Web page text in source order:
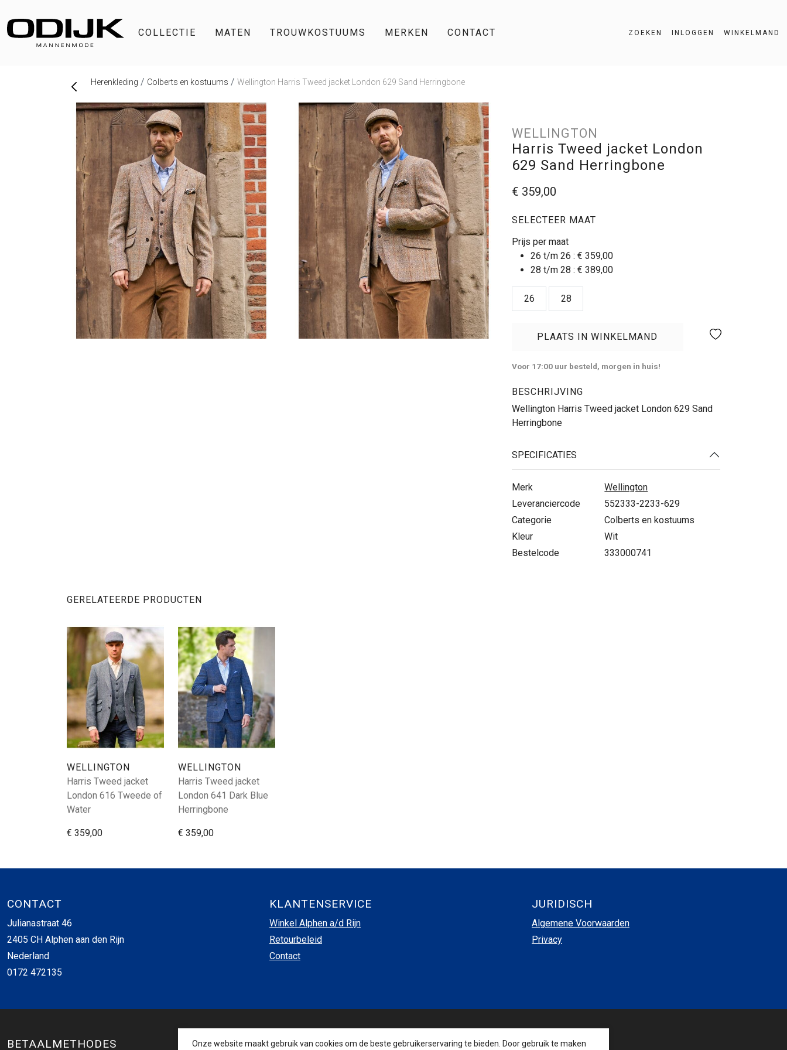
COLLECTIE MATEN TROUWKOSTUUMS MERKEN CONTACT ZOEKEN INLOGGEN WINKELMAND
Herenkleding Colberts en kostuums Wellington Harris Tweed jacket London 629 Sand Herringbone
WELLINGTON
Harris Tweed jacket London
629 Sand Herringbone
€ 359,00
SELECTEER MAAT
Prijs per maat
26 t/m 26 : € 359,00
28 t/m 28 : € 389,00
26 28
PLAATS IN WINKELMAND
Voor 17:00 uur besteld, morgen in huis!
BESCHRIJVING
Wellington Harris Tweed jacket London 629 Sand
Herringbone
SPECIFICATIES
Merk
Wellington
Leveranciercode
552333-2233-629
Categorie
Colberts en kostuums
Kleur
Wit
Bestelcode
333000741
GERELATEERDE PRODUCTEN
WELLINGTON
Harris Tweed jacket
London 616 Tweede of
Water
€ 359,00
WELLINGTON
Harris Tweed jacket
London 641 Dark Blue
Herringbone
€ 359,00
CONTACT
Julianastraat 46
2405 CH Alphen aan den Rijn
Nederland
0172 472135
KLANTENSERVICE
Winkel Alphen a/d Rijn
Retourbeleid
Contact
JURIDISCH
Algemene Voorwaarden
Privacy
BETAALMETHODES INSCHRIJVEN NIEUWSBRIEF VOLG ONS
Onze website maakt gebruik van cookies om de beste gebruikerservaring te bieden. Door gebruik te maken